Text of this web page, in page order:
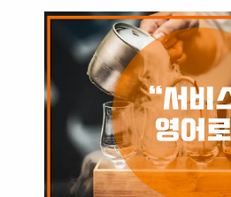
her.” (그는 그녀와 화해했다.) 2.
다 “Reconcile With OOO”는 좀 더
현입니다. 공식적인 문서나 상황에서